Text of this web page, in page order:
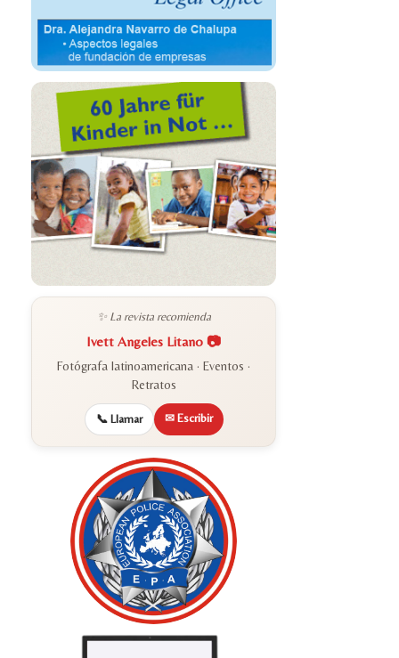
✨ La revista recomienda
Ivett Angeles Litano 📷
Fotógrafa latinoamericana · Eventos ·
Retratos
📞 Llamar ✉ Escribir